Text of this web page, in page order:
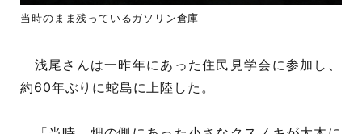
当時のまま残っているガソリン倉庫
浅尾さんは一昨年にあった住民見学会に参加し、
約60年ぶりに蛇島に上陸した。